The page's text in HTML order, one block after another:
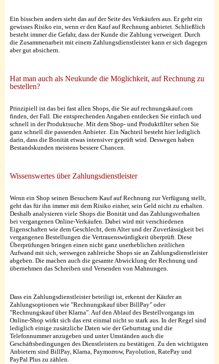
Ein bisschen anders sieht das auf der Seite des Verkäufers aus. Er geht ein
gewisses Risiko ein, wenn er den Kauf auf Rechnung anbietet. Schließlich
besteht immer die Gefahr, dass der Kunde die Zahlung verweigert. Durch
die Zusammenarbeit mit einem Zahlungsdienstleister kann er sich dagegen
aber gut absichern.
Hat man auch als Neukunde die Möglichkeit, auf Rechnung zu
bestellen?
Prinzipiell ist das bei fast allen Shops, die Sie auf rechnungskauf.com
finden, der Fall. Die entsprechenden Angaben entdecken Sie einfach und
schnell in der Produktsuche. Mit dem Shop- und Produktfilter sehen Sie
ganz schnell die passenden Anbieter. Ein Nachteil besteht hier lediglich
darin, dass die Bonität etwas intensiver geprüft wird. Deswegen haben
Bestandskunden meistens bessere Chancen.
Wissenswertes über Zahlungsdienstleister
Wenn ein Shop seinen Besuchern Kauf auf Rechnung zur Verfügung stellt,
geht das für ihn immer mit dem Risiko einher, sein Geld nicht zu erhalten.
Deshalb analysieren viele Shops die Bonität und das Zahlungsverhalten
bei vergangenen Online-Verkäufen. Dabei wird mit verschiedenen
Eigenschaften wie dem Geschlecht, dem Alter und der Zuverlässigkeit bei
vergangenen Bestellungen die Vertrauenswürdigkeit überprüft. Diese
Überprüfungen bringen einen nicht ganz unerheblichen zeitlichen
Aufwand mit sich, weswegen zahlreiche Shops sie an Zahlungsdienstleister
abgeben. Die machen auch die gesamte Abwicklung der Rechnung und
übernehmen das Schreiben und Versenden von Mahnungen.
Dass ein Zahlungsdienstleister beteiligt ist, erkennt der Käufer an
Zahlungsoptionen wie "Rechnungskauf über BillPay" oder
"Rechnungskauf über Klarna". Auf den Ablauf des Bestellvorgangs im
Online-Shop wirkt sich das erst einmal nicht so stark aus. In der Regel sind
lediglich einige zusätzliche Daten wie der Geburtstag und die
Telefonnummer anzugeben und unter Umständen auch die
Geschäftsbedingungen des Dienstleisters zu bestätigen. Zu den wichtigsten
Anbietern sind BillPay, Klarna, Paymorrow, Payolution, RatePay und
PayPal Plus zu zählen.